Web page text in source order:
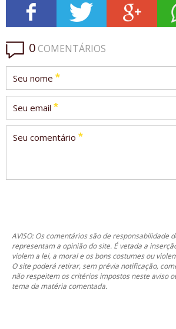
0COMENTÁRIOS
Seu nome *
Seu email *
Seu comentário *
AVISO: Os comentários são de responsabilidade
representam a opinião do site. É vetada a
violem a lei, a moral e os bons costumes ou
O site poderá retirar, sem prévia notificação,
não respeitem os critérios impostos neste aviso
tema da matéria comentada.